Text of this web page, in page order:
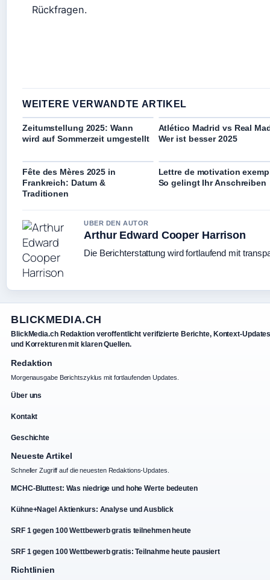
Rückfragen.
WEITERE VERWANDTE ARTIKEL
Zeitumstellung 2025: Wann
wird auf Sommerzeit umgestellt
Atlético Madrid vs Real
Wer ist besser 2025
Fête des Mères 2025 in
Frankreich: Datum &
Traditionen
Lettre de motivation
So gelingt Ihr Anschreiben
UBER DEN AUTOR
Arthur Edward Cooper Harrison
Die Berichterstattung wird fortlaufend mit
BLICKMEDIA.CH
BlickMedia.ch Redaktion veroffentlicht verifizierte Berichte, Kontext-
und Korrekturen mit klaren Quellen.
Redaktion
Morgenausgabe Berichtszyklus mit fortlaufenden Updates.
Über uns
Kontakt
Geschichte
Neueste Artikel
Schneller Zugriff auf die neuesten Redaktions-Updates.
MCHC-Bluttest: Was niedrige und hohe Werte bedeuten
Kühne+Nagel Aktienkurs: Analyse und Ausblick
SRF 1 gegen 100 Wettbewerb gratis teilnehmen heute
SRF 1 gegen 100 Wettbewerb gratis: Teilnahme heute pausiert
Richtlinien